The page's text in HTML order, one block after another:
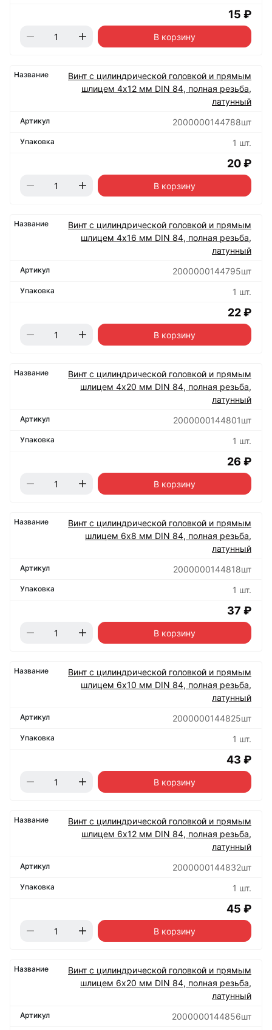
15 ₽
В корзину
Винт с цилиндрической головкой и прямым
шлицем 4х12 мм DIN 84, полная резьба,
латунный
2000000144788шт
1 шт.
20 ₽
В корзину
Винт с цилиндрической головкой и прямым
шлицем 4х16 мм DIN 84, полная резьба,
латунный
2000000144795шт
1 шт.
22 ₽
В корзину
Винт с цилиндрической головкой и прямым
шлицем 4х20 мм DIN 84, полная резьба,
латунный
2000000144801шт
1 шт.
26 ₽
В корзину
Винт с цилиндрической головкой и прямым
шлицем 6х8 мм DIN 84, полная резьба,
латунный
2000000144818шт
1 шт.
37 ₽
В корзину
Винт с цилиндрической головкой и прямым
шлицем 6х10 мм DIN 84, полная резьба,
латунный
2000000144825шт
1 шт.
43 ₽
В корзину
Винт с цилиндрической головкой и прямым
шлицем 6х12 мм DIN 84, полная резьба,
латунный
2000000144832шт
1 шт.
45 ₽
В корзину
Винт с цилиндрической головкой и прямым
шлицем 6х20 мм DIN 84, полная резьба,
латунный
2000000144856шт